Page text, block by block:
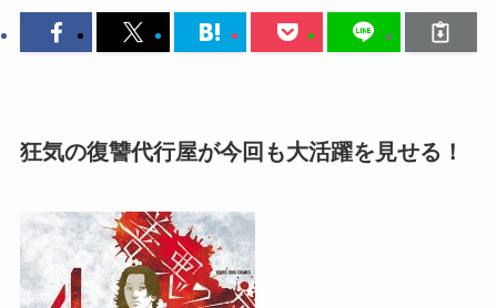
狂気の復讐代行屋が今回も大活躍を見せる！